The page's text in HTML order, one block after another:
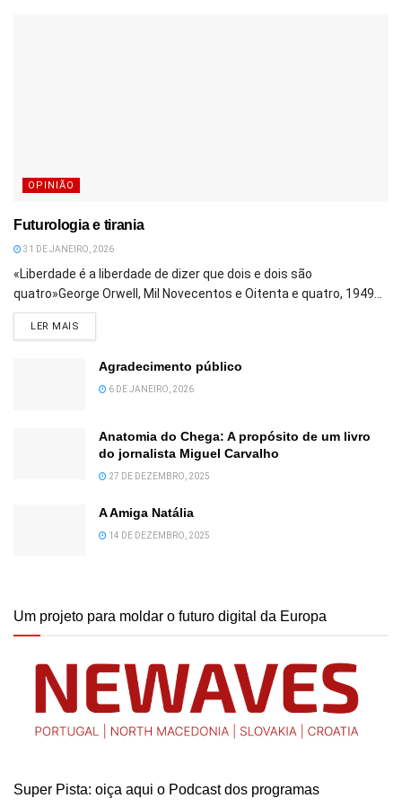
OPINIÃO
Futurologia e tirania
31 DE JANEIRO, 2026
«Liberdade é a liberdade de dizer que dois e dois são
quatro»George Orwell, Mil Novecentos e Oitenta e quatro, 1949...
LER MAIS
Agradecimento público
6 DE JANEIRO, 2026
Anatomia do Chega: A propósito de um livro
do jornalista Miguel Carvalho
27 DE DEZEMBRO, 2025
A Amiga Natália
14 DE DEZEMBRO, 2025
Um projeto para moldar o futuro digital da Europa
Super Pista: oiça aqui o Podcast dos programas